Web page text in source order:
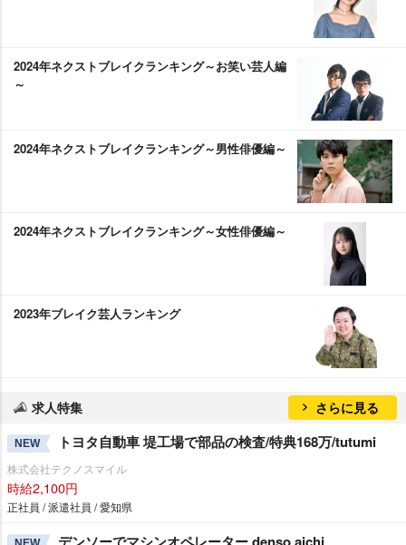
2024年ネクストブレイクランキング～お笑い芸人編
～
2024年ネクストブレイクランキング～男性俳優編～
2024年ネクストブレイクランキング～女性俳優編～
2023年ブレイク芸人ランキング
求人特集 さらに見る
NEW トヨタ自動車 堤工場で部品の検査/特典168万/tutumi
株式会社テクノスマイル
時給2,100円
正社員 / 派遣社員 / 愛知県